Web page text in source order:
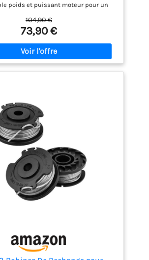
poids et puissant moteur pour un
continue du coupe-bordures Bosch
faisant avancer le fil à chaque
gâchette POWER FOR ALL ALLIANCE: 1
10+ MARQUES, 150+ OUTILS. Livré avec :
18V-230, 1 batterie PBA 18V 2,0 Ah W-B,
AL 1810 CV, carton
104,90 €
73,90 €